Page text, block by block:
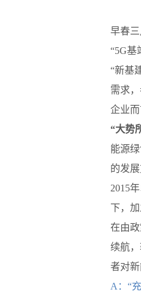
早春
“5G基
“新基
需求
企业
“大势
能源
的发
2015
下，
在由
续航
者对新
A：“